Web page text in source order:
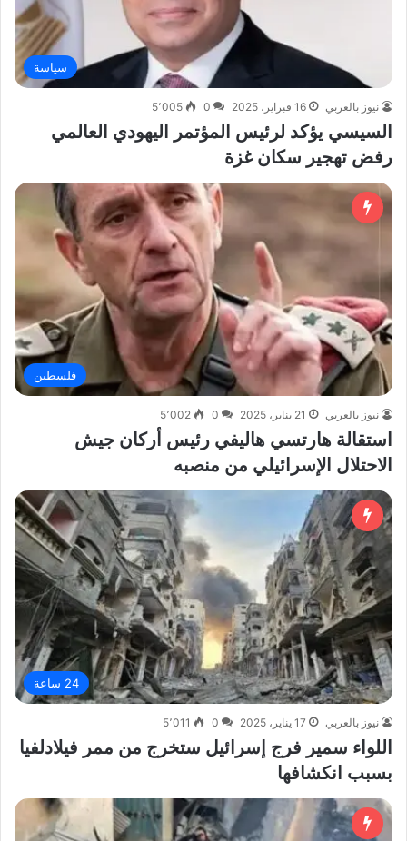
سياسة
نيوز بالعربي 16 فبراير، 2025 0 5٬005
السيسي يؤكد لرئيس المؤتمر اليهودي العالمي
رفض تهجير سكان غزة
فلسطين
نيوز بالعربي 21 يناير، 2025 0 5٬002
استقالة هارتسي هاليفي رئيس أركان جيش
الاحتلال الإسرائيلي من منصبه
24 ساعة
نيوز بالعربي 17 يناير، 2025 0 5٬011
اللواء سمير فرج إسرائيل ستخرج من ممر فيلادلفيا
بسبب انكشافها